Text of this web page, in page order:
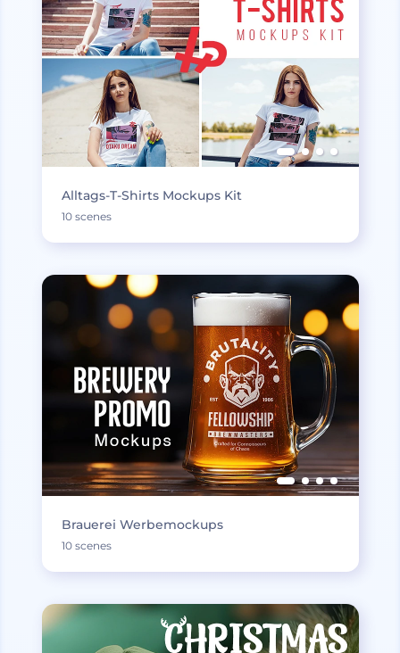
Alltags-T-Shirts Mockups Kit
10 scenes
Brauerei Werbemockups
10 scenes